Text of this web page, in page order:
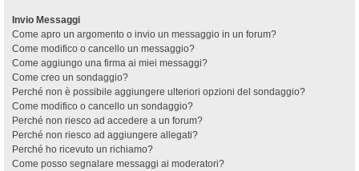
Invio Messaggi
Come apro un argomento o invio un messaggio in un forum?
Come modifico o cancello un messaggio?
Come aggiungo una firma ai miei messaggi?
Come creo un sondaggio?
Perché non è possibile aggiungere ulteriori opzioni del sondaggio?
Come modifico o cancello un sondaggio?
Perché non riesco ad accedere a un forum?
Perché non riesco ad aggiungere allegati?
Perché ho ricevuto un richiamo?
Come posso segnalare messaggi ai moderatori?